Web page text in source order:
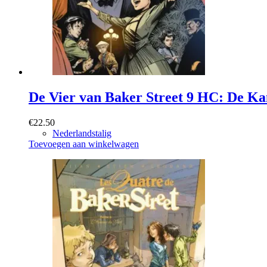
De Vier van Baker Street 9 HC: De
€22.50
Nederlandstalig
Toevoegen aan winkelwagen